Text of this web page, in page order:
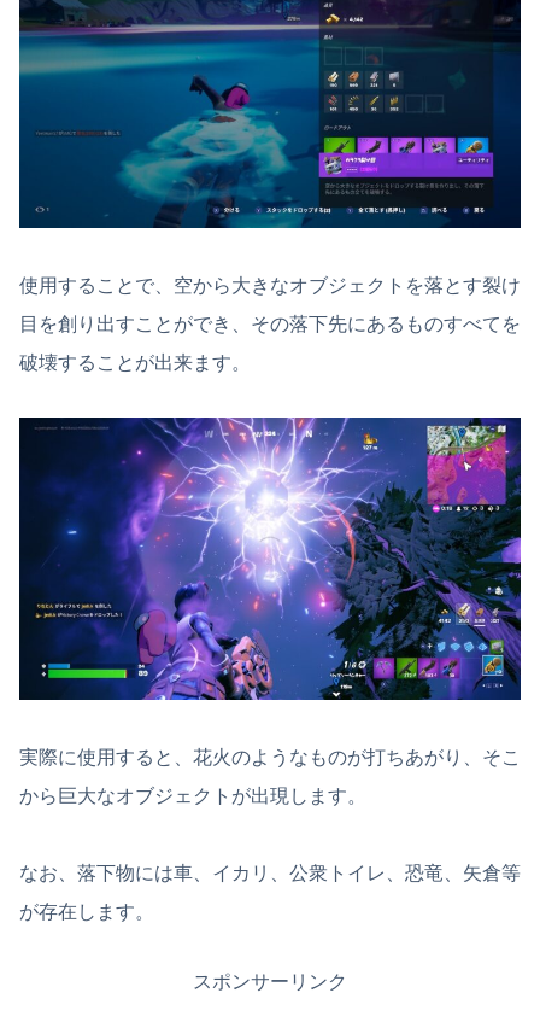
使用することで、空から大きなオブジェクトを落とす裂け
目を創り出すことができ、その落下先にあるものすべてを
破壊することが出来ます。
実際に使用すると、花火のようなものが打ちあがり、そこ
から巨大なオブジェクトが出現します。
なお、落下物には車、イカリ、公衆トイレ、恐竜、矢倉等
が存在します。
スポンサーリンク